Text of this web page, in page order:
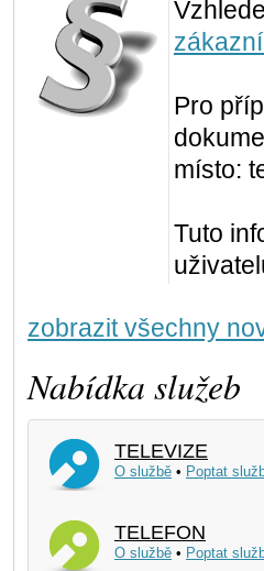
Pro
místo:
Tuto
zobrazit všechny
Nabídka služeb
TELEVIZE
O službě • Poptat
TELEFON
O službě • Poptat